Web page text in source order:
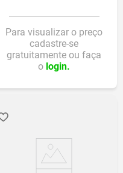
Para visualizar o preço
cadastre-se
gratuitamente ou faça
o login.